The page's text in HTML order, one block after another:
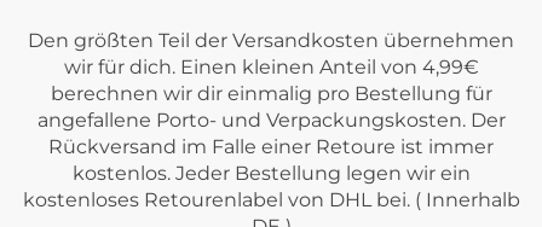
Den größten Teil der Versandkosten übernehmen
wir für dich. Einen kleinen Anteil von 4,99€
berechnen wir dir einmalig pro Bestellung für
angefallene Porto- und Verpackungskosten. Der
Rückversand im Falle einer Retoure ist immer
kostenlos. Jeder Bestellung legen wir ein
kostenloses Retourenlabel von DHL bei. ( Innerhalb